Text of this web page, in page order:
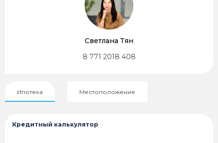
Светлана Тян
8 771 2018 408
Ипотека Местоположение
Кредитный калькулятор